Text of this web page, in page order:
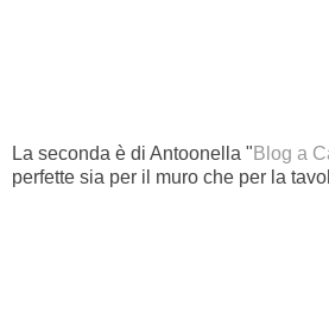
La seconda è di Antoonella " Blog a
perfette sia per il muro che per la